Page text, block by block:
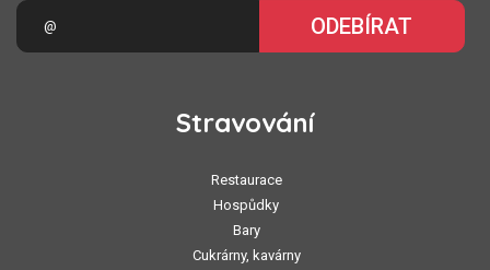
ODEBÍRAT
Stravování
Restaurace
Hospůdky
Bary
Cukrárny, kavárny